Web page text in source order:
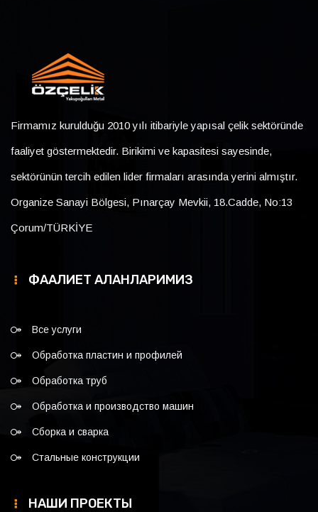
Firmamız kurulduğu 2010 yılı itibariyle yapısal çelik sektöründe
faaliyet göstermektedir. Birikimi ve kapasitesi sayesinde,
sektörünün tercih edilen lider firmaları arasında yerini almıştır.
Organize Sanayi Bölgesi, Pınarçay Mevkii, 18.Cadde, No:13
Çorum/TÜRKİYE
ФААЛИЕТ АЛАНЛАРИМИЗ
Все услуги
Обработка пластин и профилей
Обработка труб
Обработка и производство машин
Сборка и сварка
Стальные конструкции
НАШИ ПРОЕКТЫ